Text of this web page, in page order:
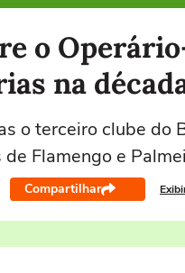
o
na
o terceiro clube do
Flamengo e
Compartilhar